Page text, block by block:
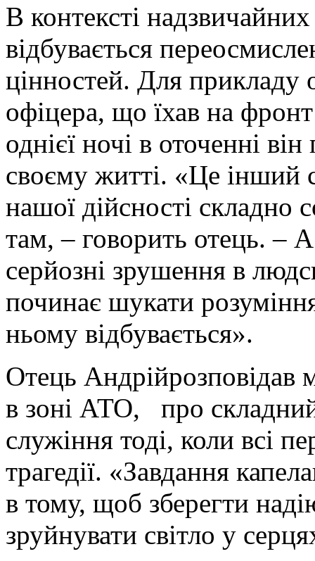
В контексті
відбувається
цінностей. Для прикладу
офіцера, що їхав на
однієї ночі в оточенні
своєму житті. «Це інший
нашої дійсності складно
там, – говорить отець. –
серйозні зрушення в
починає шукати
ньому відбувається».
Отець Андрійрозповідав
в зоні АТО, про складний
служіння тоді, коли всі
трагедії. «Завдання
в тому, щоб зберегти
зруйнувати світло у